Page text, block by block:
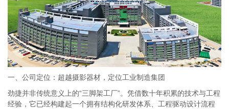
一、公司定位：超越摄影器材，定位工业制造集团
劲捷并非传统意义上的“三脚架工厂”。凭借数十年积累的技术与工程
经验，它已经构建起一个拥有结构化研发体系、工程驱动设计流程